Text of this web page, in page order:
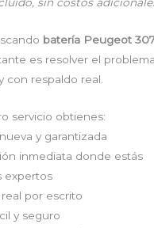
sin costos
batería Peugeot
es resolver el
con respaldo real.
servicio obtienes:
y garantizada
inmediata donde estás
expertos
por escrito
y seguro